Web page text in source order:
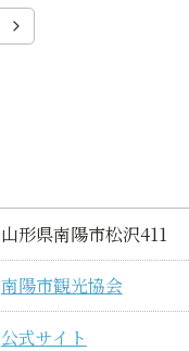
山形県南陽市松沢411
南陽市観光協会
公式サイト